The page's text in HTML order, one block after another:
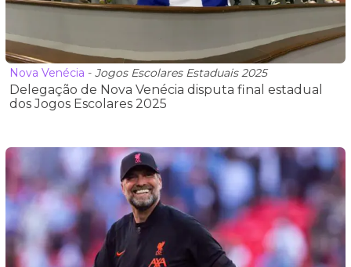
Nova Venécia - Jogos Escolares Estaduais 2025
Delegação de Nova Venécia disputa final estadual
dos Jogos Escolares 2025